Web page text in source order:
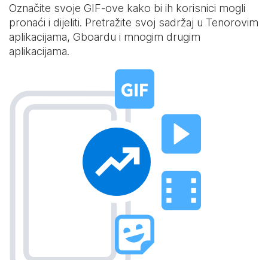
Označite svoje GIF-ove kako bi ih korisnici mogli
pronaći i dijeliti. Pretražite svoj sadržaj u Tenorovim
aplikacijama, Gboardu i mnogim drugim
aplikacijama.